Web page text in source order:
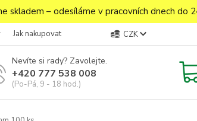
skladem – odesíláme v pracovních dnech do
Jak nakupovat CZK
Nevíte si rady? Zavolejte.
+420 777 538 008
(Po-Pá, 9 - 18 hod.)